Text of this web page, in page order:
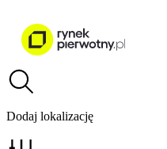
Dodaj lokalizację